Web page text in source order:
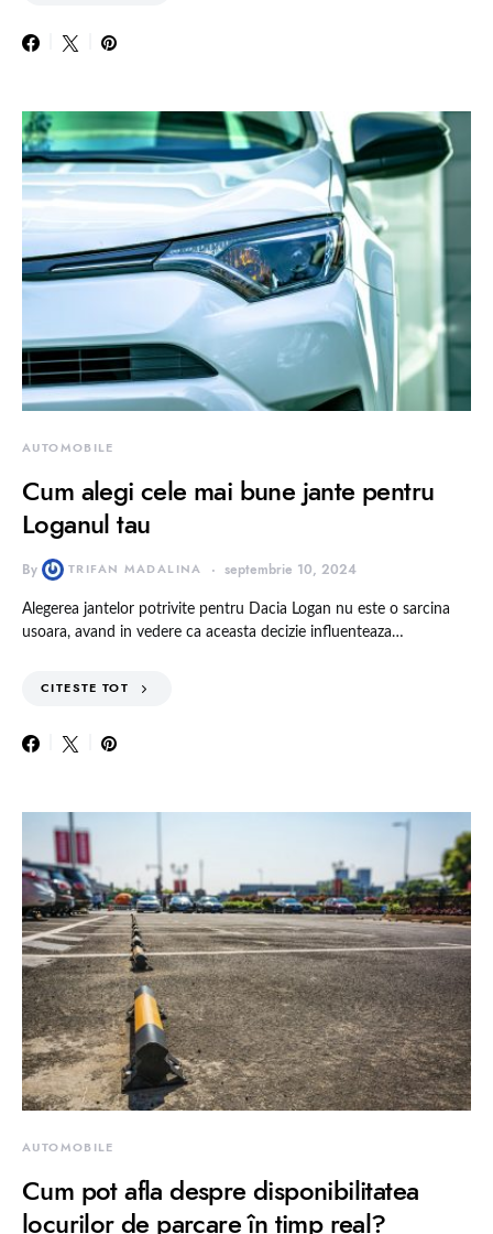
AUTOMOBILE
Cum alegi cele mai bune jante pentru
Loganul tau
By TRIFAN MADALINA septembrie 10, 2024
Alegerea jantelor potrivite pentru Dacia Logan nu este o sarcina
usoara, avand in vedere ca aceasta decizie influenteaza…
CITESTE TOT
AUTOMOBILE
Cum pot afla despre disponibilitatea
locurilor de parcare în timp real?